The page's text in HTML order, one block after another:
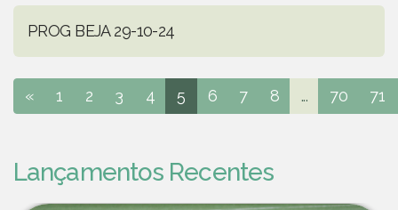
PROG BEJA 29-10-24
« 1 2 3 4 5 6 7 8 ... 70 71
Lançamentos Recentes